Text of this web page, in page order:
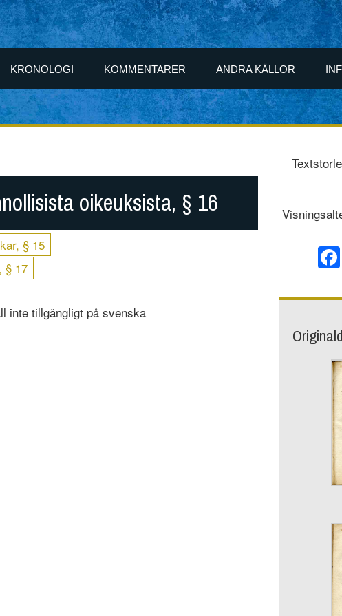
KRONOLOGI KOMMENTARER ANDRA KÄLLOR
oikeuksista, § 16
§ 15
§ 17
inte tillgängligt på svenska